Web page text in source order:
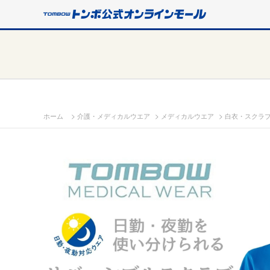
ホーム > 介護・メディカルウエア > メディカルウエア > 白衣・スクラ